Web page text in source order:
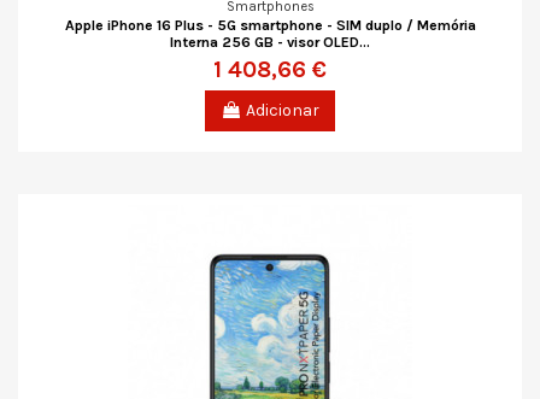
Smartphones
Apple iPhone 16 Plus - 5G smartphone - SIM duplo / Memória
Interna 256 GB - visor OLED...
1 408,66 €
Adicionar